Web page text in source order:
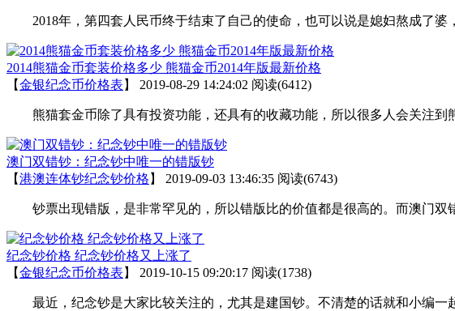
2018年，第四套人民币终于结束了自己的使命，也可以说是媳妇熬成了婆
2014熊猫金币套装价格多少 熊猫金币2014年版最新价格
【金银纪念币价格表 】 2019-08-29 14:24:02 阅读(6412)
熊猫套金币除了具有投资功能，还具有的收藏功能，所以很多人会关注到
澳门双错钞：纪念钞中唯一的错版钞
【港澳连体钞纪念钞价格 】 2019-09-03 13:46:35 阅读(6743)
钞票出现错版，是非常罕见的，所以错版比的价值都是很高的。而澳门
纪念钞价格 纪念钞价格又上涨了
【金银纪念币价格表 】 2019-10-15 09:20:17 阅读(1738)
最近，纪念钞是大家比较关注的，尤其是建国钞。不清楚的话就和小编